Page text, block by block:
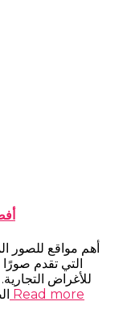
أفضل ١٠ مواقع
أهم مواقع للصور
التي تقدم
للأغراض
Read more